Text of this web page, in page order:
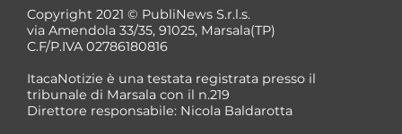
Copyright 2021 © PubliNews S.r.l.s.
via Amendola 33/35, 91025, Marsala(TP)
C.F/P.IVA 02786180816
ItacaNotizie è una testata registrata presso il
tribunale di Marsala con il n.219
Direttore responsabile: Nicola Baldarotta